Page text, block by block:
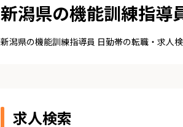
新潟県の機能訓練指導
新潟県の機能訓練指導員 日勤帯の転職・求人
求人検索